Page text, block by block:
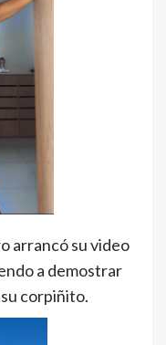
arrancó su video
a demostrar
corpiñito.